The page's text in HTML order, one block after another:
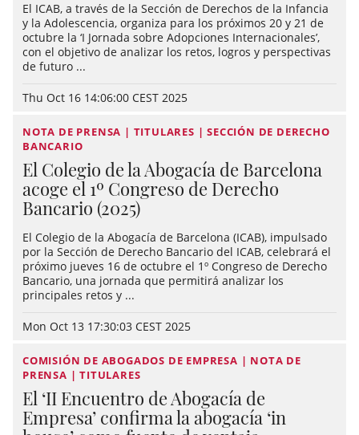
El ICAB, a través de la Sección de Derechos de la Infancia
y la Adolescencia, organiza para los próximos 20 y 21 de
octubre la ‘I Jornada sobre Adopciones Internacionales’,
con el objetivo de analizar los retos, logros y perspectivas
de futuro ...
Thu Oct 16 14:06:00 CEST 2025
NOTA DE PRENSA | TITULARES | SECCIÓN DE DERECHO
BANCARIO
El Colegio de la Abogacía de Barcelona
acoge el 1º Congreso de Derecho
Bancario (2025)
El Colegio de la Abogacía de Barcelona (ICAB), impulsado
por la Sección de Derecho Bancario del ICAB, celebrará el
próximo jueves 16 de octubre el 1º Congreso de Derecho
Bancario, una jornada que permitirá analizar los
principales retos y ...
Mon Oct 13 17:30:03 CEST 2025
COMISIÓN DE ABOGADOS DE EMPRESA | NOTA DE
PRENSA | TITULARES
El ‘II Encuentro de Abogacía de
Empresa’ confirma la abogacía ‘in